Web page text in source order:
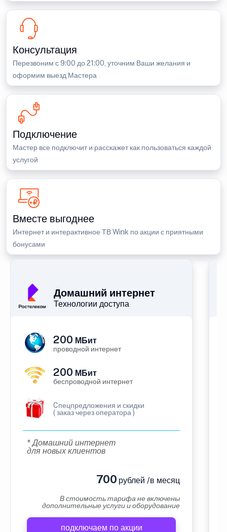
Консультация
Перезвоним с 9:00 до 21:00, уточним Ваши желания и
оформим выезд Мастера
Подключение
Мастер все подключит и расскажет как пользоваться каждой
услугой
Вместе выгоднее
Интернет и интерактивное ТВ Wink по акции с приятными
бонусами
Домашний интернет
Технологии доступа
200 МБит
проводной интернет
200 МБит
беспроводной интернет
Cпецпредложения и скидки
( заказ через оператора )
* Домашний интернет
для новых клиентов
700 рублей /в месяц
В стоимость тарифа не включены
дополнительные услуги и оборудование
подключаем по акции